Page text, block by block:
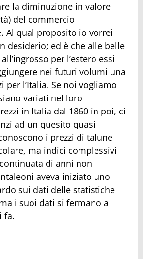
la diminuzione in valore
del commercio
Al qual proposito io vorrei
desiderio; ed è che alle belle
per l’estero essi
nei futuri volumi una
per l’Italia. Se noi vogliamo
variati nel loro
in Italia dal 1860 in poi, ci
ad un quesito quasi
i prezzi di talune
ma indici complessivi
di anni non
aveva iniziato uno
sui dati delle statistiche
i suoi dati si fermano a
fa.